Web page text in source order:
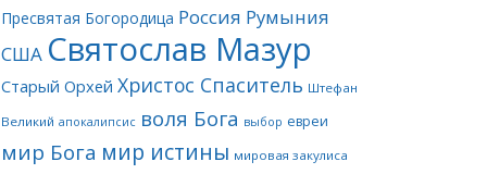
Пресвятая Богородица Россия Румыния
США Святослав Мазур
Старый Орхей Христос Спаситель Штефан
Великий апокалипсис воля Бога выбор евреи
мир Бога мир истины мировая закулиса